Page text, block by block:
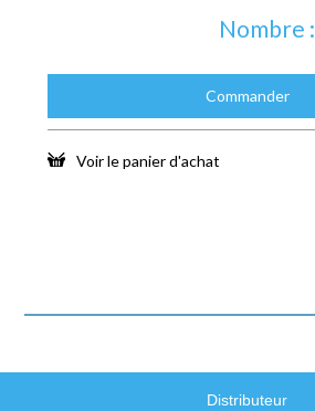
Nombre :
Commander
Voir le panier d'achat
Distributeur